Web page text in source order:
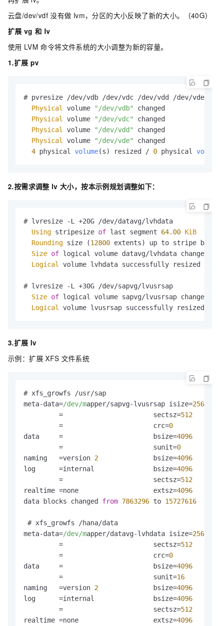
云盘/dev/vdf 没有做 lvm，分区的大小反映了新的大小。（40G）
扩展 vg 和 lv
使用 LVM 命令将文件系统的大小调整为新的容量。
1.扩展 pv
# pvresize /dev/vdb /dev/vdc /dev/vdd /dev/vde
Physical
volume "/dev/vdb"
changed
Physical
volume "/dev/vdc"
changed
Physical
volume "/dev/vdd"
changed
Physical
volume "/dev/vde"
changed
4 physical volume(s) resized / 0 physical volume
2.按需求调整 lv 大小，按本示例规划调整如下：
# lvresize -L +20G /dev/datavg/lvhdata
Using stripesize of last segment 64.00 KiB
Rounding size (12800 extents) up to stripe
Size of logical volume datavg/lvhdata changed
Logical
volume lvhdata successfully resized
# lvresize -L +30G /dev/sapvg/lvusrsap
Size of logical volume sapvg/lvusrsap changed
Logical
volume lvusrsap successfully resized
3.扩展 lv
示例：扩展 XFS 文件系统
# xfs_growfs /usr/sap
meta-data=/dev/mapper/sapvg-lvusrsap isize=256
         =                       sectsz=
512
         =                       crc=
0
data     =                       bsize=4096
         =                       sunit=
0
naming   =version 2
              bsize=
4096
log      =internal               bsize=4096
         =                       sectsz=
512
realtime =none                   extsz=4096
data blocks changed from 7863296 to 15727616
# xfs_growfs /hana/data
meta-data=/dev/mapper/datavg-lvhdata isize=256
         =                       sectsz=
512
         =                       crc=
0
data     =                       bsize=4096
         =                       sunit=
16
naming   =version 2
              bsize=
4096
log      =internal               bsize=4096
         =                       sectsz=
512
realtime =none                   extsz=4096